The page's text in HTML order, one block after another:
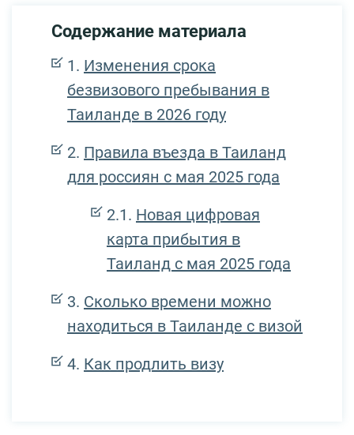
Содержание материала
Изменения срока
безвизового пребывания в
Таиланде в 2026 году
Правила въезда в Таиланд
для россиян с мая 2025 года
Новая цифровая
карта прибытия в
Таиланд с мая 2025 года
Сколько времени можно
находиться в Таиланде с визой
Как продлить визу